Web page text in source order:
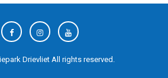
Drievliet All rights reserved.